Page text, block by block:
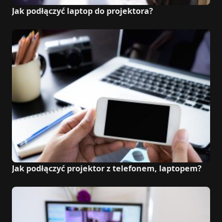
Jak podłączyć laptop do projektora?
Jak podłączyć projektor z telefonem, laptopem?